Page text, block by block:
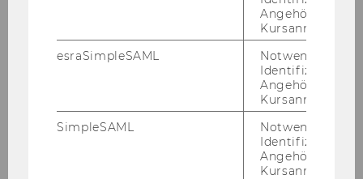
Angehörige/r für
Kursanmeldung.
esraSimpleSAML
Notwendig zur
Identifizierung
Angehörige/r für
Kursanmeldung.
SimpleSAML
Notwendig zur
Identifizierung
Angehörige/r für
Kursanmeldung.